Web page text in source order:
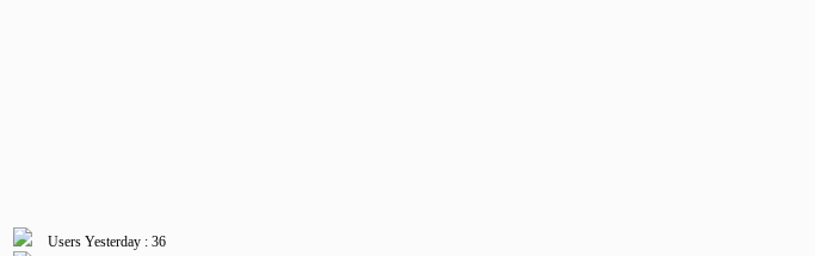
Users Yesterday : 36